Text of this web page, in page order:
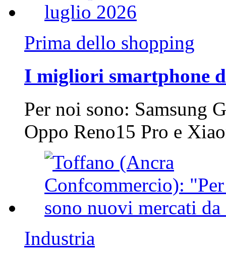
Prima dello shopping
I migliori smartphone
Per noi sono: Samsung
Oppo Reno15 Pro e
Industria